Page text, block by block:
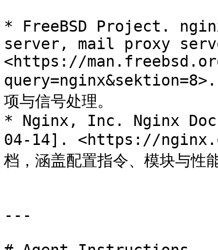
* FreeBSD Project.
server, mail proxy
<https://
query=nginx&sektion=8>.
项与信号处理。
* Nginx, Inc. Nginx
04-14]. <https://
档，涵盖配置指令、模块与性
---